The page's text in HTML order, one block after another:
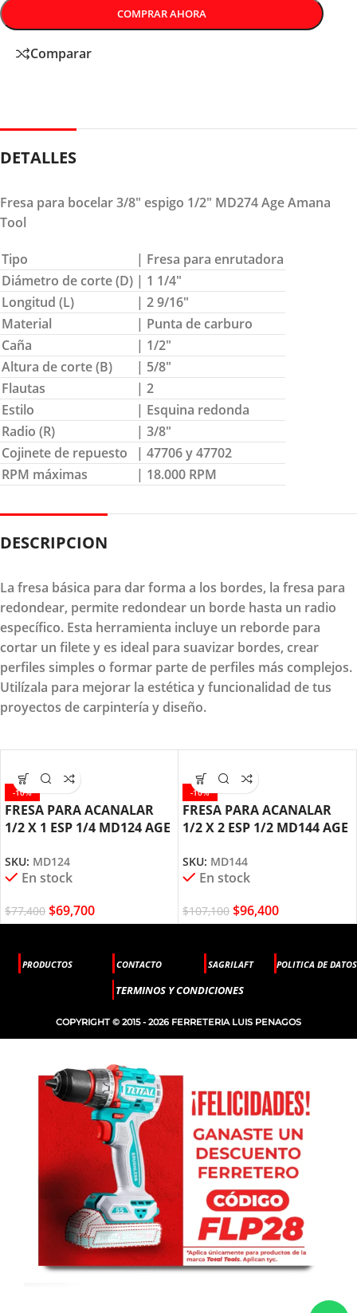
COMPRAR AHORA
Comparar
DETALLES
Fresa para bocelar 3/8″ espigo 1/2″ MD274 Age Amana
Tool
Tipo
| Fresa para enrutadora
Diámetro de corte (D) | 1 1/4″
Longitud (L)
| 2 9/16″
Material
| Punta de carburo
Caña
| 1/2″
Altura de corte (B)
| 5/8″
Flautas
| 2
Estilo
| Esquina redonda
Radio (R)
| 3/8″
Cojinete de repuesto
| 47706 y 47702
RPM máximas
| 18.000 RPM
DESCRIPCION
La fresa básica para dar forma a los bordes, la fresa para
redondear, permite redondear un borde hasta un radio
específico. Esta herramienta incluye un reborde para
cortar un filete y es ideal para suavizar bordes, crear
perfiles simples o formar parte de perfiles más complejos.
Utilízala para mejorar la estética y funcionalidad de tus
proyectos de carpintería y diseño.
-10%
FRESA PARA ACANALAR
1/2 X 1 ESP 1/4 MD124 AGE
SKU: MD124
En stock
$77,400 $69,700
-10%
FRESA PARA ACANALAR
1/2 X 2 ESP 1/2 MD144 AGE
SKU: MD144
En stock
$107,100 $96,400
PRODUCTOS CONTACTO SAGRILAFT POLITICA DE DATOS
TERMINOS Y CONDICIONES
COPYRIGHT © 2015 - 2026 FERRETERIA LUIS PENAGOS